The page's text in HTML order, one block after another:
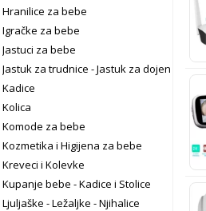
Hranilice za bebe
Igračke za bebe
Jastuci za bebe
Jastuk za trudnice - Jastuk za dojenje
Kadice
Kolica
Komode za bebe
Kozmetika i Higijena za bebe
Kreveci i Kolevke
Kupanje bebe - Kadice i Stolice
Ljuljaške - Ležaljke - Njihalice